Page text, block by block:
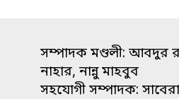
সম্পাদক মণ্ডলী: আবদুর
নাহার, নান্নু মাহবুব
সহযোগী সম্পাদক: